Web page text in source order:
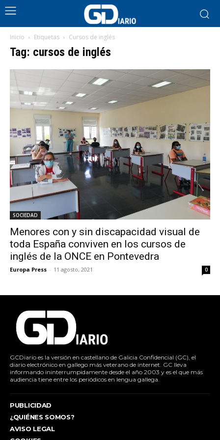
Inicio Etiquetas Cursos de inglés
Tag: cursos de inglés
SOCIEDAD
Menores con y sin discapacidad visual de
toda España conviven en los cursos de
inglés de la ONCE en Pontevedra
Europa Press - 11 agosto, 2021 0
GCDiario es la versión en castellano de Galicia Confidencial (GC), el
diario electrónico en gallego más veterano de internet. GC lleva
informando ininterrumpidamente desde el año 2003 y es el que más
audiencia tiene entre los periódicos en lengua gallega.
PUBLICIDAD
¿QUIÉNES SOMOS?
AVISO LEGAL